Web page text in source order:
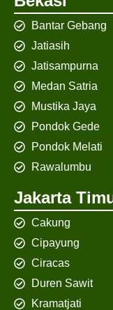
Bantar Gebang
Jatiasih
Jatisampurna
Medan Satria
Mustika Jaya
Pondok Gede
Pondok Melati
Rawalumbu
Jakarta
Cakung
Cipayung
Ciracas
Duren Sawit
Kramatjati